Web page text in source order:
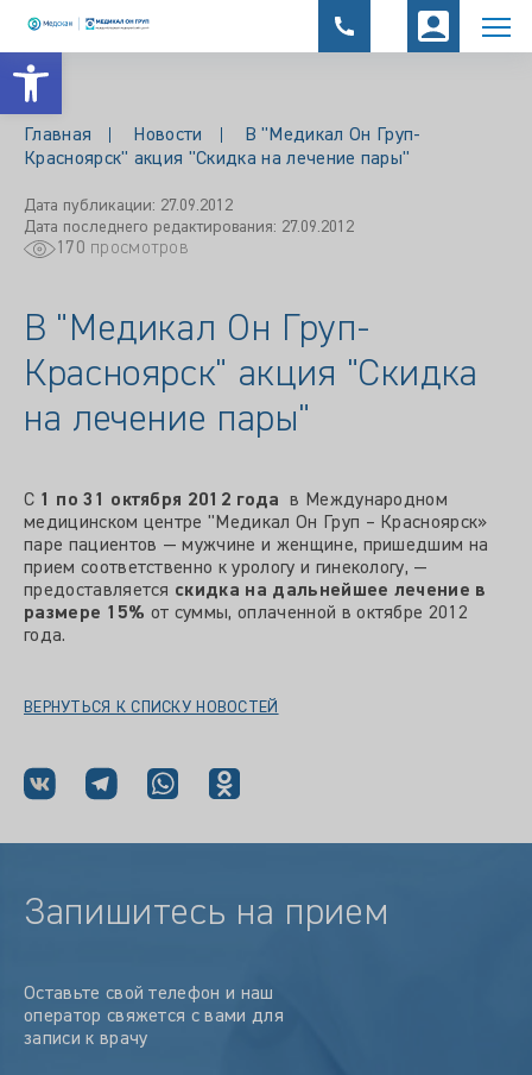
Открыть панель инструментов
Главная Новости
В "Медикал Он Груп-
Красноярск" акция "Скидка на лечение пары"
Дата публикации: 27.09.2012
Дата последнего редактирования: 27.09.2012
170 просмотров
В "Медикал Он Груп-
Красноярск" акция "Скидка
на лечение пары"
С 1 по 31 октября 2012 года
в Международном
медицинском центре "Медикал Он Груп – Красноярск»
паре пациентов — мужчине и женщине, пришедшим на
прием соответственно к урологу и гинекологу, —
предоставляется скидка на дальнейшее лечение в
размере 15% от суммы, оплаченной в октябре 2012
года.
ВЕРНУТЬСЯ К СПИСКУ НОВОСТЕЙ
Запишитесь на прием
Оставьте свой телефон и наш
оператор свяжется с вами для
записи к врачу